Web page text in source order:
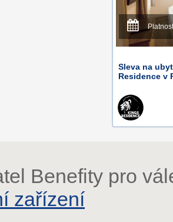
Sleva na
Residence v
Benefity pro
zařízení